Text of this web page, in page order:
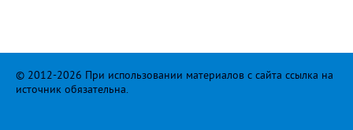
© 2012-2026 При использовании материалов с сайта ссылка на
источник обязательна.